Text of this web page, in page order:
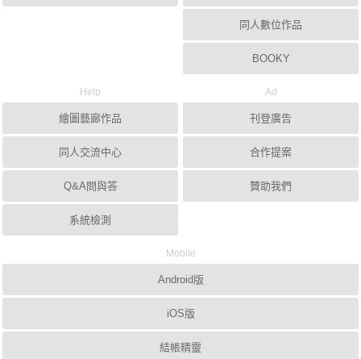
同人數位作品
BOOKY
Help
繪圖藝廊作品
同人交流中心
Q&A問與答
系統檢測
Ad
刊登廣告
合作提案
贊助我們
Mobile
Android版
iOS版
結帳精靈